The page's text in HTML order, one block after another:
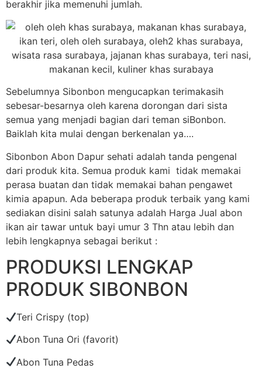
berakhir jika memenuhi jumlah.
Sebelumnya Sibonbon mengucapkan terimakasih
sebesar-besarnya oleh karena dorongan dari sista
semua yang menjadi bagian dari teman siBonbon.
Baiklah kita mulai dengan berkenalan ya….
Sibonbon Abon Dapur sehati adalah tanda pengenal
dari produk kita. Semua produk kami tidak memakai
perasa buatan dan tidak memakai bahan pengawet
kimia apapun. Ada beberapa produk terbaik yang kami
sediakan disini salah satunya adalah Harga Jual abon
ikan air tawar untuk bayi umur 3 Thn atau lebih dan
lebih lengkapnya sebagai berikut :
PRODUKSI LENGKAP
PRODUK SIBONBON
Teri Crispy (top)
Abon Tuna Ori (favorit)
Abon Tuna Pedas